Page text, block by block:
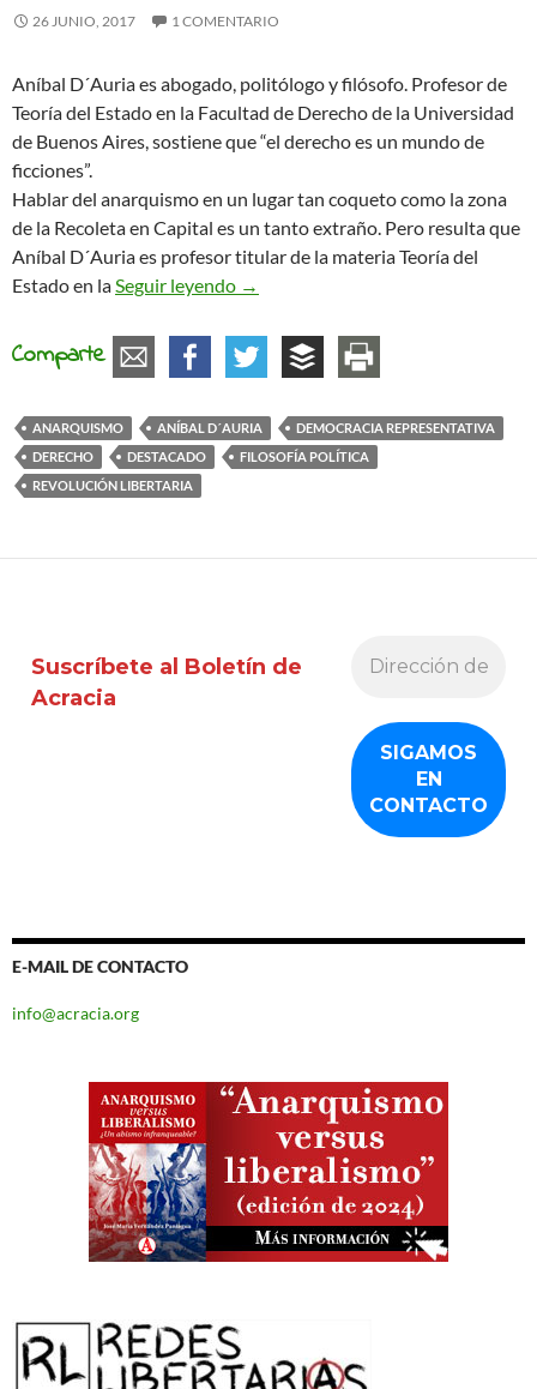
26 JUNIO, 2017 1 COMENTARIO
Aníbal D´Auria es abogado, politólogo y filósofo. Profesor de
Teoría del Estado en la Facultad de Derecho de la Universidad
de Buenos Aires, sostiene que “el derecho es un mundo de
ficciones”.
Hablar del anarquismo en un lugar tan coqueto como la zona
de la Recoleta en Capital es un tanto extraño. Pero resulta que
Aníbal D´Auria es profesor titular de la materia Teoría del
Estado en laSeguir leyendo Aníbal D´Auria: “No hay nada más
→
Comparte
ANARQUISMO ANÍBAL D´AURIA
DEMOCRACIA REPRESENTATIVA
DERECHO
DESTACADO
FILOSOFÍA POLÍTICA
REVOLUCIÓN LIBERTARIA
Suscríbete al Boletín de
Acracia
E-MAIL DE CONTACTO
info@acracia.org